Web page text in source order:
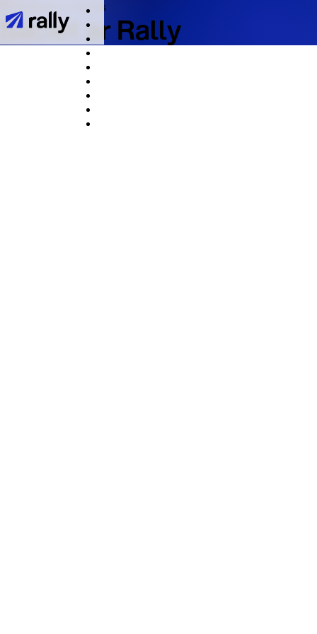
Tas aizņem 2 minūtes
Sāciet ar Rally